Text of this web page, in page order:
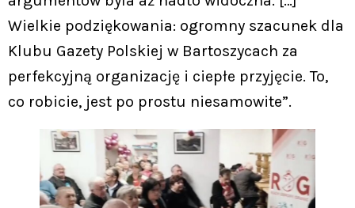
Wielkie podziękowania: ogromny szacunek dla
Klubu Gazety Polskiej w Bartoszycach za
perfekcyjną organizację i ciepłe przyjęcie. To,
co robicie, jest po prostu niesamowite”.